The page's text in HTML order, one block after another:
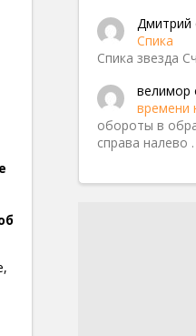
Дмитрий
Спика
Спика звезда
велимор
времени
обороты в
справа налево